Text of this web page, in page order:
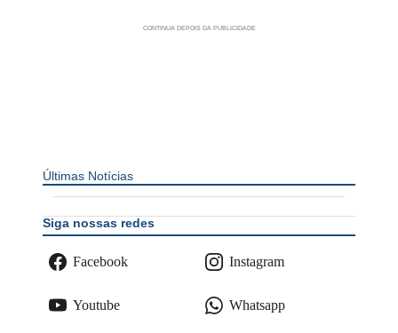
Últimas Notícias
Siga nossas redes
Facebook Instagram
Youtube Whatsapp